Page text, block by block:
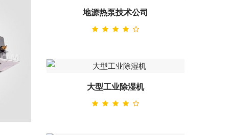
地源热泵技术公司
大型工业除湿机